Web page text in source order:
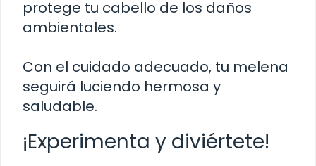
protege tu cabello de los daños
ambientales.
Con el cuidado adecuado, tu melena
seguirá luciendo hermosa y
saludable.
¡Experimenta y diviértete!